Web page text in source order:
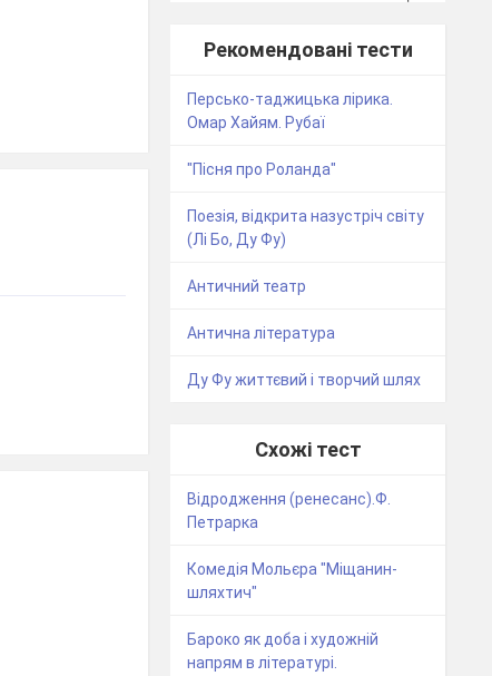
Рекомендовані тести
Персько-таджицька лірика.
Омар Хайям. Рубаї
"Пісня про Роланда"
Поезія, відкрита назустріч світу
(Лі Бо, Ду Фу)
Античний театр
Антична література
Ду Фу життєвий і творчий шлях
Схожі тест
Відродження (ренесанс).Ф.
Петрарка
Комедія Мольєра "Міщанин-
шляхтич"
Бароко як доба і художній
напрям в літературі.